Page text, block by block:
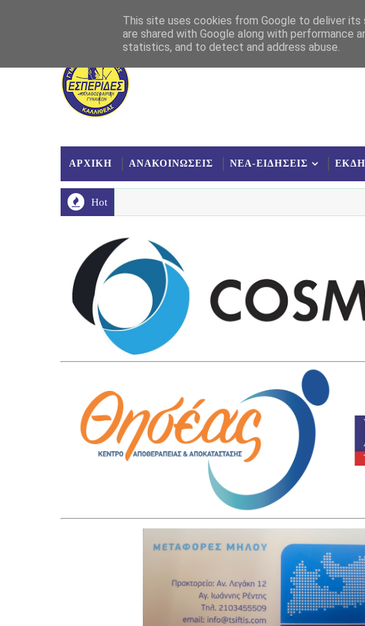
ΑΡΧΙΚΗ ΑΝΑΚΟΙΝΩΣΕΙΣ ΝΕΑ-ΕΙΔΗΣΕΙΣ
Hot
This site uses cookies from Google to deliver
are shared with Google along with performance
statistics, and to detect and address abuse.